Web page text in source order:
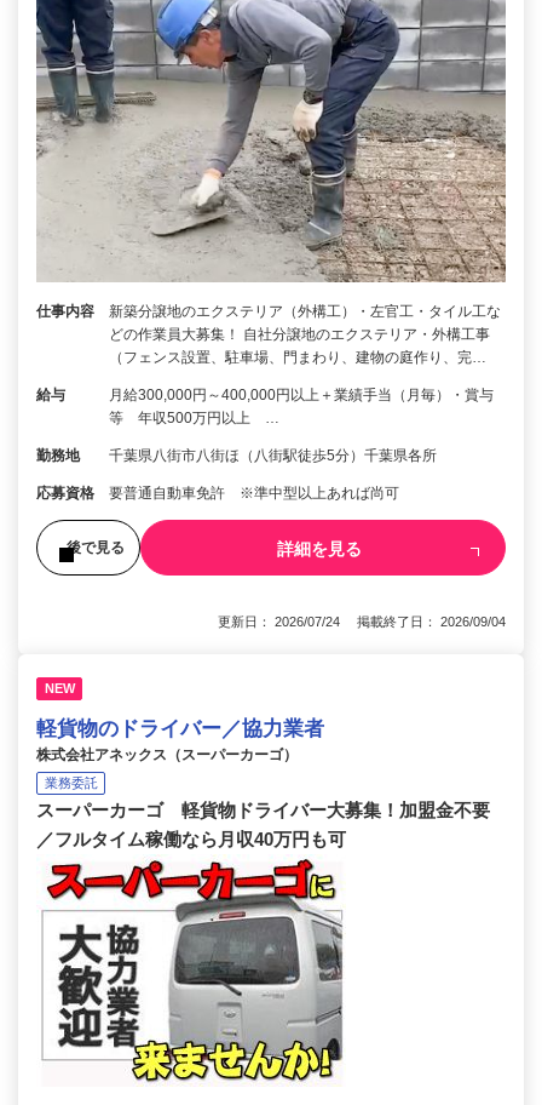
仕事内容
新築分譲地のエクステリア（外構工）・左官工・タイル工な
どの作業員大募集！ 自社分譲地のエクステリア・外構工事
（フェンス設置、駐車場、門まわり、建物の庭作り、完…
給与
月給300,000円～400,000円以上＋業績手当（月毎）・賞与
等 年収500万円以上 …
勤務地 千葉県八街市八街ほ（八街駅徒歩5分）千葉県各所
応募資格 要普通自動車免許 ※準中型以上あれば尚可
後で見る 詳細を見る
更新日： 2026/07/24 掲載終了日： 2026/09/04
NEW
軽貨物のドライバー／協力業者
株式会社アネックス（スーパーカーゴ）
業務委託
スーパーカーゴ 軽貨物ドライバー大募集！加盟金不要
／フルタイム稼働なら月収40万円も可